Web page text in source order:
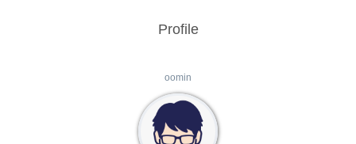
Profile
oomin